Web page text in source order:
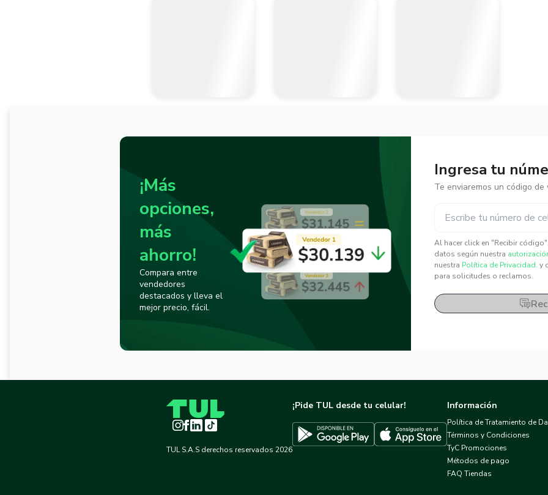
¡Más
opciones,
más
ahorro!
Compara entre
vendedores
destacados y lleva el
mejor precio, fácil.
Ingresa tu
Te enviaremos un código de
Al hacer click en "Recibir
datos según nuestra
nuestra Política de Privacidad. y
para solicitudes o reclamos.
Instagram
Facebook
LinkedInTikTok
TUL S.A.S derechos reservados 2026
¡Pide TUL desde tu celular!
Descargar TUL en Google PlayDescargar TUL en App Store
Información
Política de Tratamiento de
Términos y Condiciones
TyC Promociones
Métodos de pago
FAQ Tiendas